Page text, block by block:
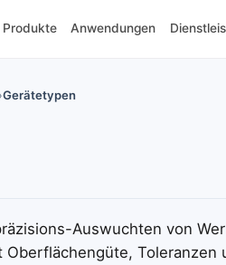
Produkte Anwendungen
›Gerätetypen
Auswuchten von
Toleranzen